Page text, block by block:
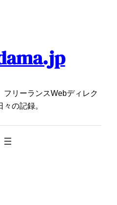
フリーランスWebディレク
々の記録。